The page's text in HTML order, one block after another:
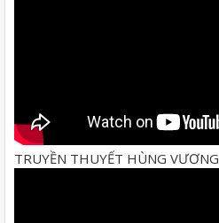
TRUYỀN THUYẾT HÙNG VƯƠNG